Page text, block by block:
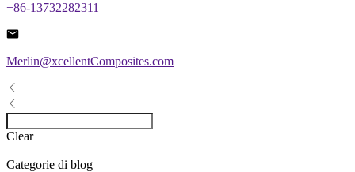
+86-13732282311
Merlin@xcellentComposites.com
Clear
Categorie di blog